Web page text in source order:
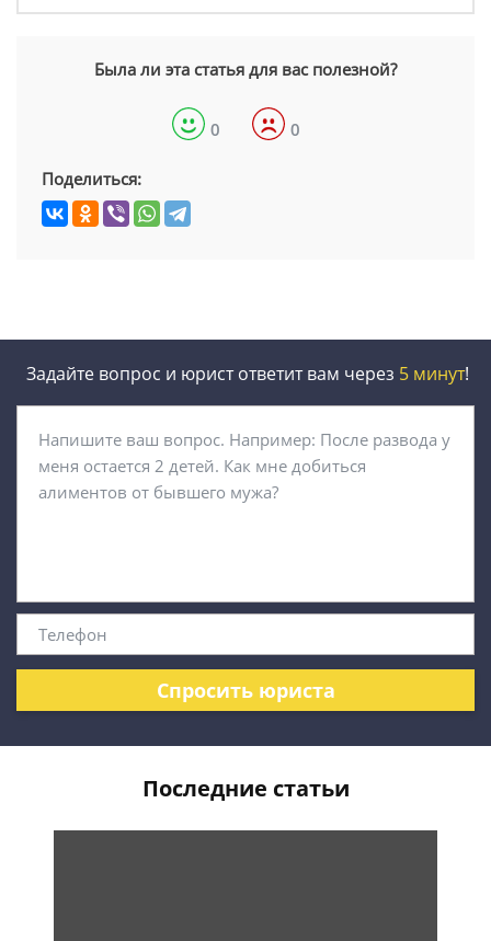
Была ли эта статья для вас полезной?
0 0
Поделиться:
Задайте вопрос и юрист ответит вам через 5 минут!
Спросить юриста
Последние статьи